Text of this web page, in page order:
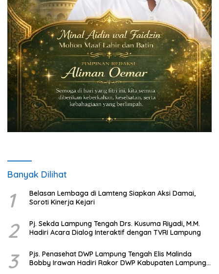
Banyak Dilihat
1
Belasan Lembaga di Lamteng Siapkan Aksi Damai,
Soroti Kinerja Kejari
2
Pj. Sekda Lampung Tengah Drs. Kusuma Riyadi, M.M.
Hadiri Acara Dialog Interaktif dengan TVRI Lampung
3
Pjs. Penasehat DWP Lampung Tengah Elis Malinda
Bobby Irawan Hadiri Rakor DWP Kabupaten Lampung